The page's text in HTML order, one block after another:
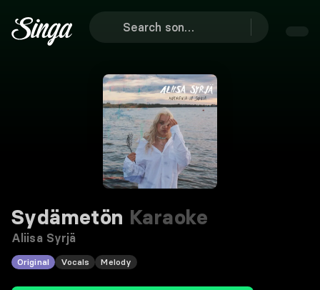
Sydämetön Karaoke
Aliisa Syrjä
Original Vocals Melody